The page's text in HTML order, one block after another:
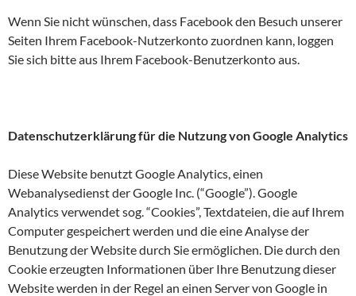
Wenn Sie nicht wünschen, dass Facebook den Besuch unserer
Seiten Ihrem Facebook-Nutzerkonto zuordnen kann, loggen
Sie sich bitte aus Ihrem Facebook-Benutzerkonto aus.
Datenschutzerklärung für die Nutzung von Google Analytics
Diese Website benutzt Google Analytics, einen
Webanalysedienst der Google Inc. (“Google”). Google
Analytics verwendet sog. “Cookies”, Textdateien, die auf Ihrem
Computer gespeichert werden und die eine Analyse der
Benutzung der Website durch Sie ermöglichen. Die durch den
Cookie erzeugten Informationen über Ihre Benutzung dieser
Website werden in der Regel an einen Server von Google in